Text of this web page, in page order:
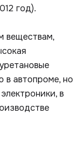
год).
веществам,
в автопроме, но
в